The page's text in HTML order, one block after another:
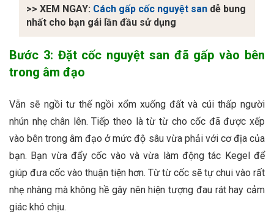
>> XEM NGAY: Cách gấp cốc nguyệt san dễ bung
nhất cho bạn gái lần đầu sử dụng
Bước 3: Đặt cốc nguyệt san đã gấp vào bên
trong âm đạo
Vẫn sẽ ngồi tư thế ngồi xổm xuống đất và cúi thấp người
nhún nhẹ chân lên. Tiếp theo là từ từ cho cốc đã được xếp
vào bên trong âm đạo ở mức độ sâu vừa phải với cơ địa của
bạn. Bạn vừa đẩy cốc vào và vừa làm động tác Kegel để
giúp đưa cốc vào thuận tiện hơn. Từ từ cốc sẽ tự chui vào rất
nhẹ nhàng mà không hề gây nên hiện tượng đau rát hay cảm
giác khó chịu.